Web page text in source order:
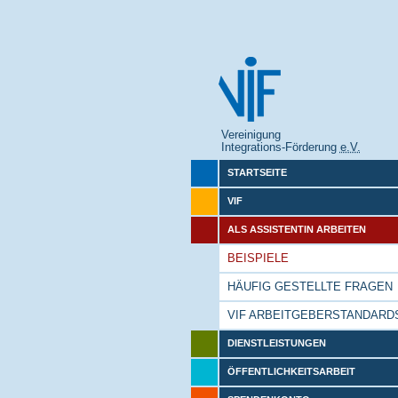
Vereinigung
Integrations-Förderung e.V.
STARTSEITE
VIF
ALS ASSISTENTIN ARBEITEN
BEISPIELE
HÄUFIG GESTELLTE FRAGEN
VIF
DIENSTLEISTUNGEN
ÖFFENTLICHKEITSARBEIT